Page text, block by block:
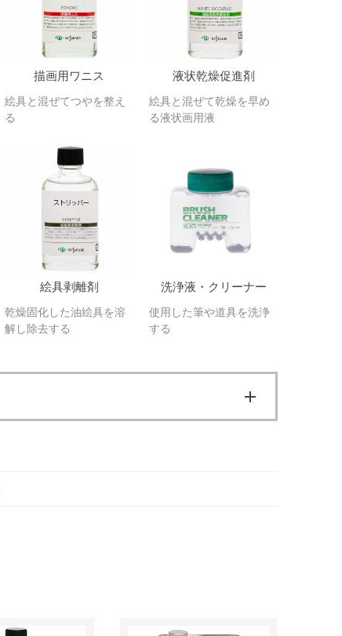
描画用ワニス
絵具と混ぜてつやを整え
る
液状乾燥促進剤
絵具と混ぜて乾燥を早め
る液状画用液
絵具剥離剤
乾燥固化した油絵具を溶
解し除去する
洗浄液・クリーナー
使用した筆や道具を洗浄
する